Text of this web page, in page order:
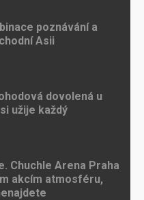
poznávání a
Asii
dovolená u
užije každý
Chuchle Arena Praha
akcím atmosféru,